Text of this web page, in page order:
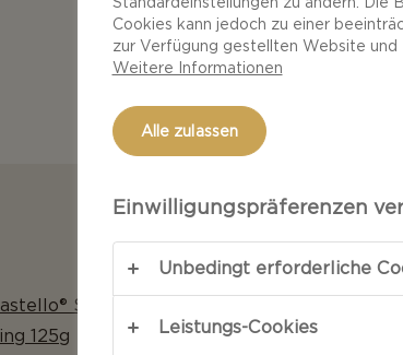
Schnittlauch &
125g
Cookies kann jedoch zu einer
zur Verfügung gestellten Website und
Weitere Informationen
Alle zulassen
Einwilligungspräferenzen
Unbedingt erforderliche
Leistungs-Cookies